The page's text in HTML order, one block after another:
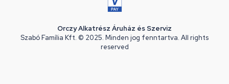
Orczy Alkatrész Áruház és Szerviz
Szabó Família Kft. © 2025. Minden jog fenntartva. All rights
reserved